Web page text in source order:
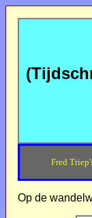
Fred
Op de